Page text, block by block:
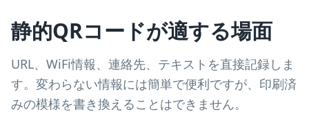
静的QRコードが適する場面
URL、WiFi情報、連絡先、テキストを直接記録しま
す。変わらない情報には簡単で便利ですが、印刷済
みの模様を書き換えることはできません。